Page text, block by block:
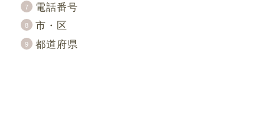
電話番号
市・区
都道府県